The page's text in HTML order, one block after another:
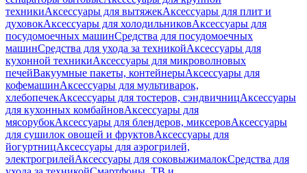
техникиАксессуары для вытяжекАксессуары для плит и
духовокАксессуары для холодильниковАксессуары для
посудомоечных машинСредства для посудомоечных
машинСредства для ухода за техникойАксессуары для
кухонной техникиАксессуары для микроволновых
печейВакуумные пакеты, контейнерыАксессуары для
кофемашинАксессуары для мультиварок,
хлебопечекАксессуары для тостеров, сэндвичницАксессуары
для кухонных комбайновАксессуары для
мясорубокАксессуары для блендеров, миксеровАксессуары
для сушилок овощей и фруктовАксессуары для
йогуртницАксессуары для аэрогрилей,
электрогрилейАксессуары для соковыжималокСредства для